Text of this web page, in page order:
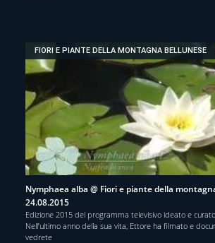
FIORI E PIANTE DELLA MONTAGNA BELLUNESE
Nymphaea alba @ Fiori e piante della
24.08.2015
Edizione 2015 del programma televisivo ideato e
Nell’ultimo anno della sua vita, Ettore ha filmato e
vedrete